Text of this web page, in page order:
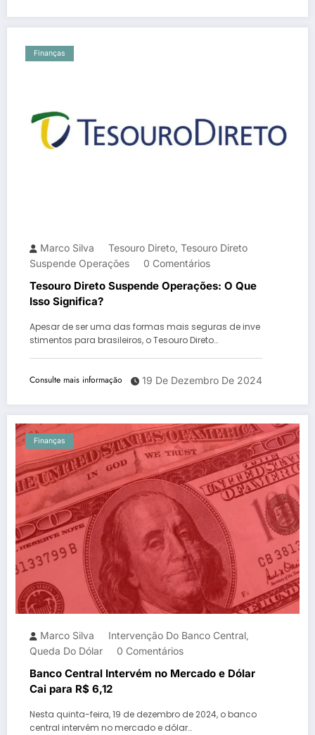
Finanças
Marco Silva Tesouro Direto, Tesouro Direto
Suspende Operações
0 Comentários
Tesouro Direto Suspende Operações: O Que
Isso Significa?
Apesar de ser uma das formas mais seguras de inve
stimentos para brasileiros, o Tesouro Direto…
Consulte mais informação 19 De Dezembro De 2024
Finanças
Marco Silva Intervenção Do Banco Central,
Queda Do Dólar 0 Comentários
Banco Central Intervém no Mercado e Dólar
Cai para R$ 6,12
Nesta quinta-feira, 19 de dezembro de 2024, o banco
central intervém no mercado e dólar…